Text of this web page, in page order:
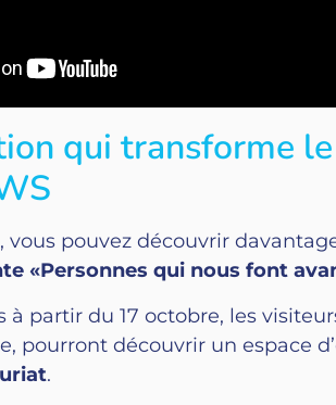
qui transforme
, vous pouvez découvrir
«Personnes qui nous font
partir du 17 octobre, les
pourront découvrir un espace
.